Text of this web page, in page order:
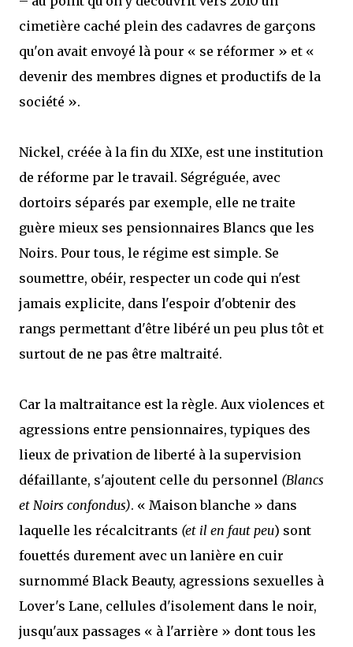
cimetière caché plein des cadavres de garçons
qu'on avait envoyé là pour « se réformer » et «
devenir des membres dignes et productifs de la
société ».
Nickel, créée à la fin du XIXe, est une institution
de réforme par le travail. Ségréguée, avec
dortoirs séparés par exemple, elle ne traite
guère mieux ses pensionnaires Blancs que les
Noirs. Pour tous, le régime est simple. Se
soumettre, obéir, respecter un code qui n'est
jamais explicite, dans l'espoir d'obtenir des
rangs permettant d'être libéré un peu plus tôt et
surtout de ne pas être maltraité.
Car la maltraitance est la règle. Aux violences et
agressions entre pensionnaires, typiques des
lieux de privation de liberté à la supervision
défaillante, s'ajoutent celle du personnel (Blancs
et Noirs confondus). « Maison blanche » dans
laquelle les récalcitrants (et il en faut peu) sont
fouettés durement avec un lanière en cuir
surnommé Black Beauty, agressions sexuelles à
Lover's Lane, cellules d'isolement dans le noir,
jusqu'aux passages « à l'arrière » dont tous les